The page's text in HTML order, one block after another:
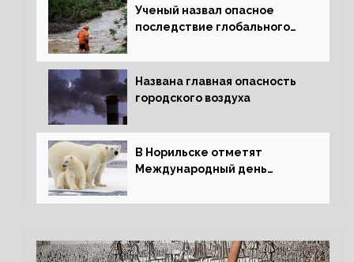
Ученый назвал опасное
последствие глобального
Названа главная опасность
городского воздуха
В Норильске отметят
Международный день